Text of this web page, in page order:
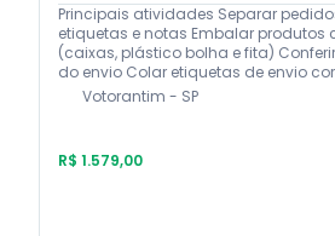
Principais atividades Separar
etiquetas e notas Embalar
(caixas, plástico bolha e fita)
do envio Colar etiquetas de envio
Votorantim - SP
R$ 1.579,00